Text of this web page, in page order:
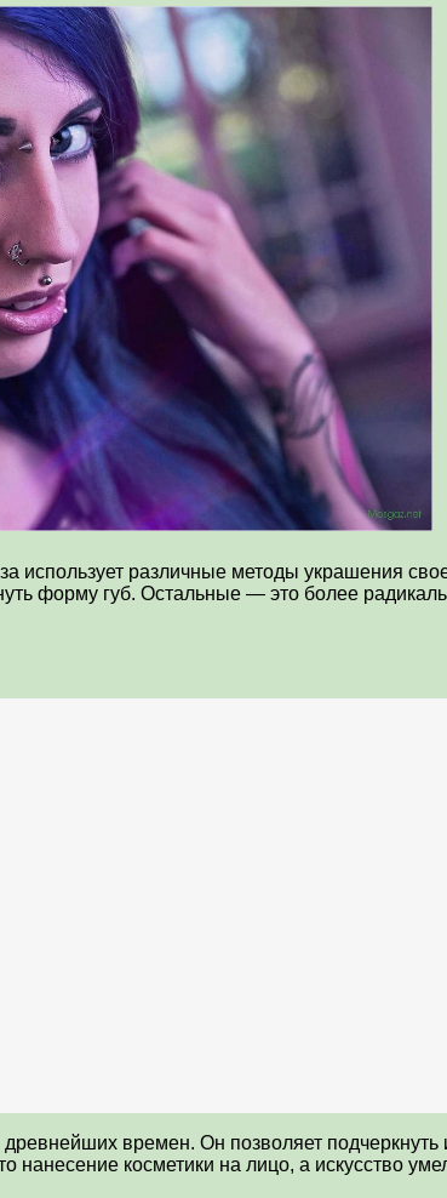
использует различные методы украшения
форму губ. Остальные — это более
времен. Он позволяет подчеркнуть
косметики на лицо, а искусство